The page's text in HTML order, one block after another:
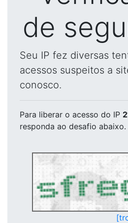
de
Seu IP fez diversas
acessos suspeitos a
conosco.
Para liberar o acesso do IP
responda ao desafio abaixo.